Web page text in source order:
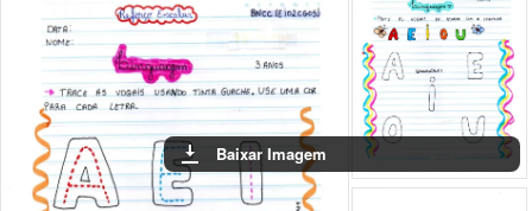
Baixar Imagem